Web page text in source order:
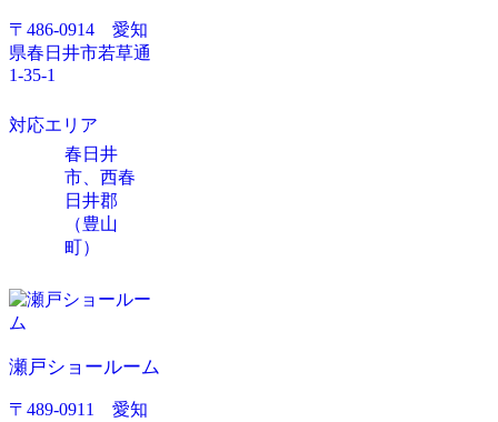
〒486-0914 愛知
県春日井市若草通
1-35-1
対応エリア
春日井
市、西春
日井郡
（豊山
町）
瀬戸ショールーム
〒489-0911 愛知